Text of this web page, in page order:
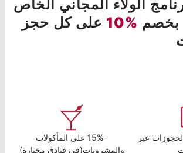
الولاء المجاني الخاص
بخصم %10
على كل حجز
الحجوزات عبر
-15% على المأكولات
والمشروبات(في فنادق مختارة)